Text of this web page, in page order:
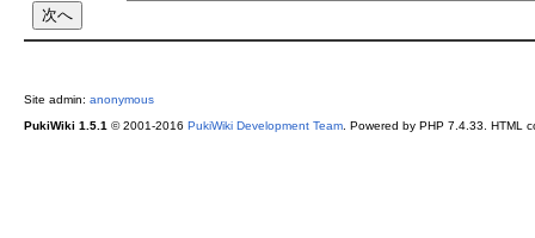
Site admin: anonymous
PukiWiki 1.5.1 © 2001-2016 PukiWiki Development Team. Powered by PHP 7.4.33. HTML